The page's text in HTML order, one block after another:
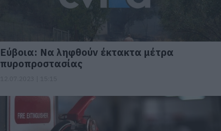
Eύβοια: Να ληφθούν έκτακτα μέτρα
πυροπροστασίας